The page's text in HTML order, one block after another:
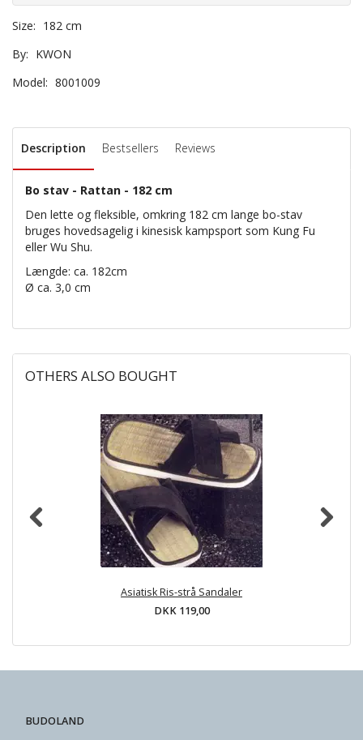
Size: 182 cm
By: KWON
Model: 8001009
Description Bestsellers Reviews
Bo stav - Rattan - 182 cm
Den lette og fleksible, omkring 182 cm lange bo-stav
bruges hovedsagelig i kinesisk kampsport som Kung Fu
eller Wu Shu.
Længde: ca. 182cm
Ø ca. 3,0 cm
OTHERS ALSO BOUGHT
Asiatisk Ris-strå Sandaler
DKK 119,00
BUDOLAND